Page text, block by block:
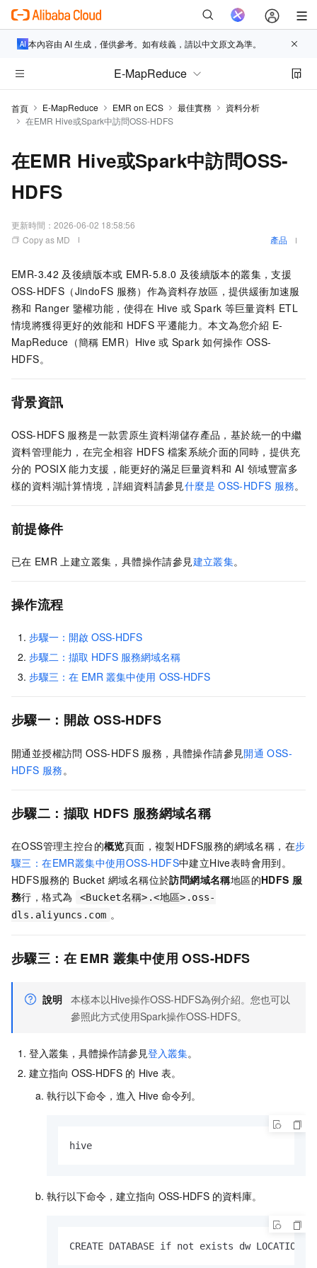
本內容由 AI 生成，僅供參考。如有歧義，請以中文原文為準。
E-MapReduce
首頁 E-MapReduce EMR on ECS 最佳實務
資料分析
在EMR Hive或Spark中訪問OSS-HDFS
在EMR Hive或Spark中訪問OSS-
HDFS
更新時間： 2026-06-02 18:58:56
Copy as MD
產品
EMR-3.42 及後續版本或 EMR-5.8.0 及後續版本的叢集，支援
OSS-HDFS（JindoFS 服務）作為資料存放區，提供緩衝加速服
務和 Ranger 鑒權功能，使得在 Hive 或 Spark 等巨量資料 ETL
情境將獲得更好的效能和 HDFS 平遷能力。本文為您介紹 E-
MapReduce（簡稱 EMR）Hive 或 Spark 如何操作 OSS-
HDFS。
背景資訊
OSS-HDFS 服務是一款雲原生資料湖儲存產品，基於統一的中繼
資料管理能力，在完全相容 HDFS 檔案系統介面的同時，提供充
分的 POSIX 能力支援，能更好的滿足巨量資料和 AI 領域豐富多
樣的資料湖計算情境，詳細資料請參見什麼是 OSS-HDFS 服務。
前提條件
已在 EMR 上建立叢集，具體操作請參見建立叢集。
操作流程
步驟一：開啟 OSS-HDFS
步驟二：擷取 HDFS 服務網域名稱
步驟三：在 EMR 叢集中使用 OSS-HDFS
步驟一：開啟 OSS-HDFS
開通並授權訪問 OSS-HDFS 服務，具體操作請參見開通 OSS-
HDFS 服務 。
步驟二：擷取 HDFS 服務網域名稱
在OSS管理主控台的概览頁面，複製HDFS服務的網域名稱，在步
驟三：在EMR叢集中使用OSS-HDFS中建立Hive表時會用到。
HDFS服務的 Bucket 網域名稱位於訪問網域名稱地區的HDFS 服
務行，格式為
<Bucket名稱>.<地區>.oss-
dls.aliyuncs.com 。
步驟三：在 EMR 叢集中使用 OSS-HDFS
說明 本樣本以Hive操作OSS-HDFS為例介紹。您也可以
參照此方式使用Spark操作OSS-HDFS。
登入叢集，具體操作請參見登入叢集。
建立指向 OSS-HDFS 的 Hive 表。
執行以下命令，進入 Hive 命令列。
hive
執行以下命令，建立指向 OSS-HDFS 的資料庫。
CREATE DATABASE if not exists dw